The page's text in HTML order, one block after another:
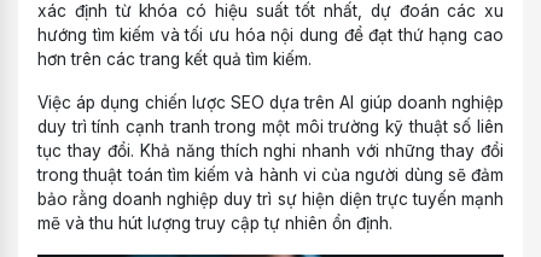
xác định từ khóa có hiệu suất tốt nhất, dự đoán các xu
hướng tìm kiếm và tối ưu hóa nội dung để đạt thứ hạng cao
hơn trên các trang kết quả tìm kiếm.
Việc áp dụng chiến lược SEO dựa trên AI giúp doanh nghiệp
duy trì tính cạnh tranh trong một môi trường kỹ thuật số liên
tục thay đổi. Khả năng thích nghi nhanh với những thay đổi
trong thuật toán tìm kiếm và hành vi của người dùng sẽ đảm
bảo rằng doanh nghiệp duy trì sự hiện diện trực tuyến mạnh
mẽ và thu hút lượng truy cập tự nhiên ổn định.